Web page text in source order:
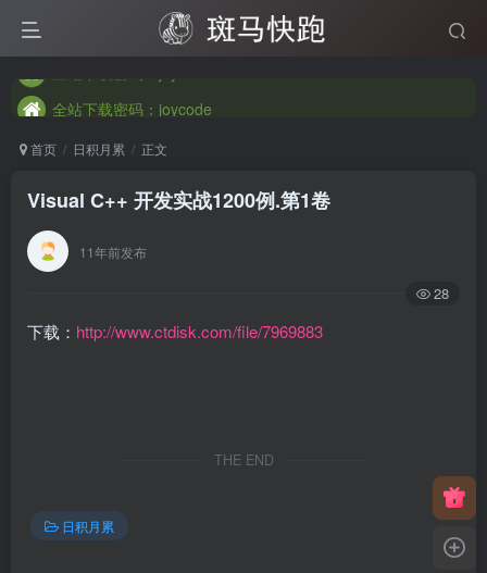
全站下载密码：joycode
全站下载密码：joycode
首页 日积月累 正文
Visual C++ 开发实战1200例.第1卷
11年前发布
28
下载： http://www.ctdisk.com/file/7969883
THE END
日积月累